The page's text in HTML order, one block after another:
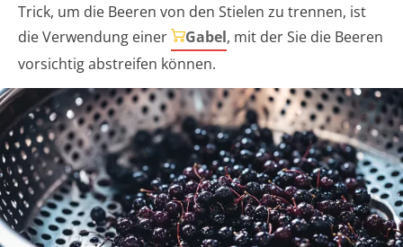
Trick, um die Beeren von den Stielen zu trennen, ist
die Verwendung einer
Gabel, mit der Sie die Beeren
vorsichtig abstreifen können.